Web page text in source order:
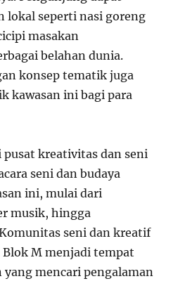
lokal seperti nasi goreng
masakan
belahan dunia.
konsep tematik juga
kawasan ini bagi para
kreativitas dan seni
seni dan budaya
ini, mulai dari
musik, hingga
seni dan kreatif
M menjadi tempat
yang mencari pengalaman